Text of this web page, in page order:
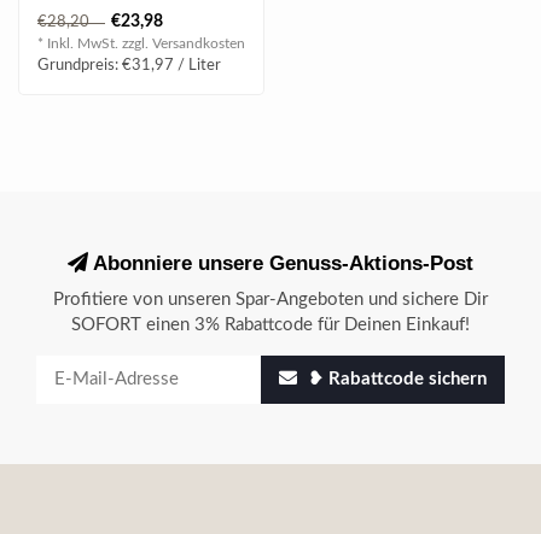
Blütenaromatik mit
Mandarinenzesten..
€28,20 €23,98
* Inkl. MwSt. zzgl. Versandkosten
Grundpreis: €31,97 / Liter
Abonniere unsere Genuss-Aktions-Post
Profitiere von unseren Spar-Angeboten und sichere Dir
SOFORT einen 3% Rabattcode für Deinen Einkauf!
❥ Rabattcode sichern